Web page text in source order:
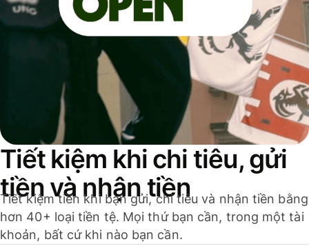
Tiết kiệm khi chi tiêu, gửi
tiền và nhận tiền
Tiết kiệm tiền khi bạn gửi, chi tiêu và nhận tiền bằng
hơn 40+ loại tiền tệ. Mọi thứ bạn cần, trong một tài
khoản, bất cứ khi nào bạn cần.